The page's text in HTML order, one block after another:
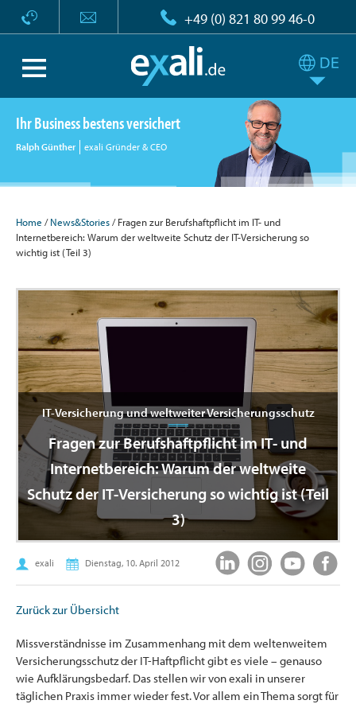
+49 (0) 821 80 99 46-0
Ihr Business bestens versichert
Ralph Günther exali Gründer & CEO
Home /News&Stories/ Fragen zur Berufshaftpflicht im IT- und
Internetbereich: Warum der weltweite Schutz der IT-Versicherung so
wichtig ist (Teil 3)
IT-Versicherung und weltweiter Versicherungsschutz
Fragen zur Berufshaftpflicht im IT- und
Internetbereich: Warum der weltweite
Schutz der IT-Versicherung so wichtig ist (Teil
3)
exali Dienstag, 10. April 2012
Zurück zur Übersicht
Missverständnisse im Zusammenhang mit dem weltenweitem
Versicherungsschutz der IT-Haftpflicht gibt es viele – genauso
wie Aufklärungsbedarf. Das stellen wir von exali in unserer
täglichen Praxis immer wieder fest. Vor allem ein Thema sorgt für